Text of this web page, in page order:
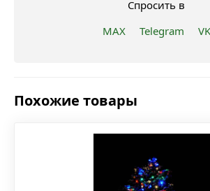
Спросить в
MAX
Telegram VK
Похожие товары